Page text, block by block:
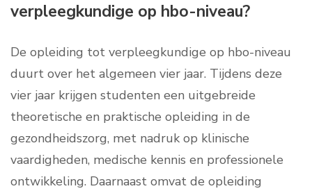
verpleegkundige op hbo-niveau?
De opleiding tot verpleegkundige op hbo-niveau
duurt over het algemeen vier jaar. Tijdens deze
vier jaar krijgen studenten een uitgebreide
theoretische en praktische opleiding in de
gezondheidszorg, met nadruk op klinische
vaardigheden, medische kennis en professionele
ontwikkeling. Daarnaast omvat de opleiding